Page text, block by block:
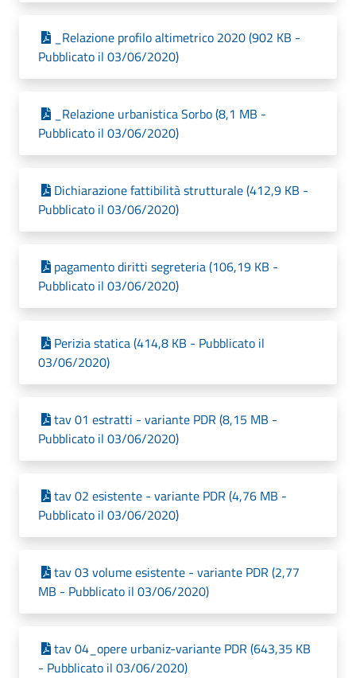
_Relazione profilo altimetrico 2020 (902 KB -
Pubblicato il 03/06/2020)
_Relazione urbanistica Sorbo (8,1 MB -
Pubblicato il 03/06/2020)
Dichiarazione fattibilità strutturale (412,9 KB -
Pubblicato il 03/06/2020)
pagamento diritti segreteria (106,19 KB -
Pubblicato il 03/06/2020)
Perizia statica (414,8 KB - Pubblicato il
03/06/2020)
tav 01 estratti - variante PDR (8,15 MB -
Pubblicato il 03/06/2020)
tav 02 esistente - variante PDR (4,76 MB -
Pubblicato il 03/06/2020)
tav 03 volume esistente - variante PDR (2,77
MB - Pubblicato il 03/06/2020)
tav 04_opere urbaniz-variante PDR (643,35 KB
- Pubblicato il 03/06/2020)